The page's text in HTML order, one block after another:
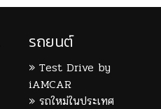
รถยนต์
Test Drive by
iAMCAR
รถใหม่ในประเทศ